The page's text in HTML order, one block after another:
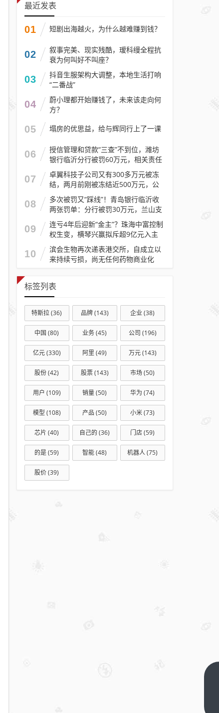
最近发表
01 短剧出海越火，为什么越难赚到钱？
02
叙事完美、现实残酷，瑷科缦全程抗
衰为何叫好不叫座？
03
抖音生服架构大调整，本地生活打响
“二番战”
04
蔚小理都开始赚钱了，未来该走向何
方？
05 塌房的优思益，给与辉同行上了一课
06
授信管理和贷款“三查”不到位，潍坊
银行临沂分行被罚60万元，相关责任
人被警告
07
卓翼科技子公司又有300多万元被冻
结，两月前刚被冻结近500万元，公
司去年预计亏损至少2.1亿元
08
多次被罚又“踩线”！青岛银行临沂收
两张罚单：分行被罚30万元，兰山支
行被罚30万元
09
连亏4年后迎新“金主”？珠海中富控制
权生变，横琴兴赢拟斥超9亿元入主
10
滨会生物再次递表港交所，自成立以
来持续亏损，尚无任何药物商业化
标签列表
特斯拉(36) 品牌(143) 企业(38)
中国 (80) 业务(45) 公司 (196)
亿元(330) 阿里 (49) 万元(143)
股份(42) 股票(143) 市场(50)
用户 (109) 销量(50) 华为 (74)
模型 (108) 产品 (50) 小米(73)
芯片 (40) 自己的 (36) 门店(59)
的是(59) 智能(48) 机器人(75)
股价(39)